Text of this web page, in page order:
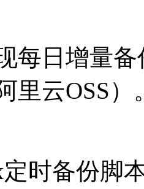
每日增量
里云OSS）
时备份脚